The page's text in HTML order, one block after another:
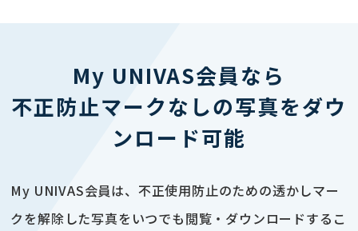
My UNIVAS会員なら
不正防止マークなしの写真をダウ
ンロード可能
My UNIVAS会員は、不正使用防止のための透かしマー
クを解除した写真をいつでも閲覧・ダウンロードするこ